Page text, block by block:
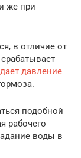
же при
в отличие от
давление
подобной
рабочего
воды в